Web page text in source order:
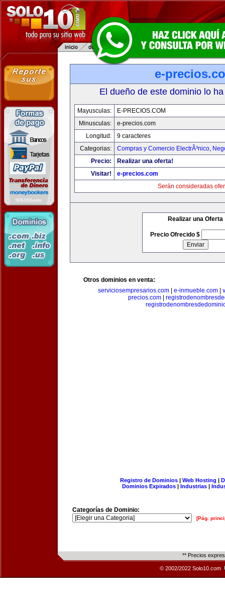
e-
El dueño de este dominio lo
Mayusculas:
E-PRECIOS.COM
Minusculas:
e-precios.com
Longitud:
9 caracteres
Categorias:
Compras y Comercio ElectrÃ³nico,
Precio:
Realizar una oferta!
Visitar!
e-precios.com
Serán consideradas
Realizar una Oferta
Precio Ofrecido $
Otros dominios en venta:
serviciosempresarios.com| e-inmueble.com|
precios.com
Registro de Dominios| Web Hosting |
Dominios Expirados | Industrias |
Categorías de Dominio:
[Pág.
** Precios
© 2002/2022 Solo10.com